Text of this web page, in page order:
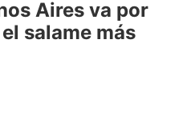
Aires va por
salame más